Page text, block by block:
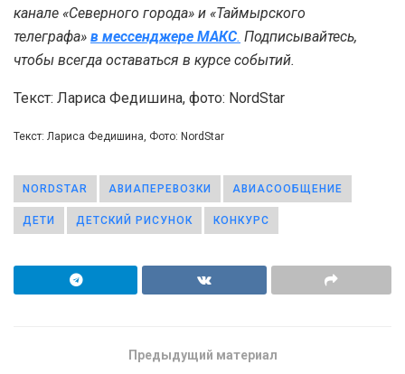
канале «Северного города» и «Таймырского
телеграфа» в мессенджере MAКС. Подписывайтесь,
чтобы всегда оставаться в курсе событий.
Текст: Лариса Федишина, фото: NordStar
Текст: Лариса Федишина, Фото: NordStar
NORDSTAR АВИАПЕРЕВОЗКИ АВИАСООБЩЕНИЕ
ДЕТИ ДЕТСКИЙ РИСУНОК КОНКУРС
Предыдущий материал